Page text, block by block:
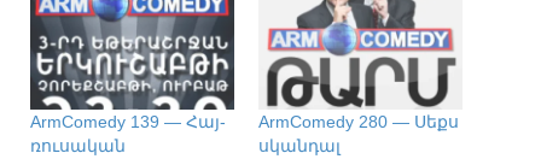
ArmComedy 139 — Հայ-
ռուսական
ArmComedy 280 — Սեքս
սկանդալ